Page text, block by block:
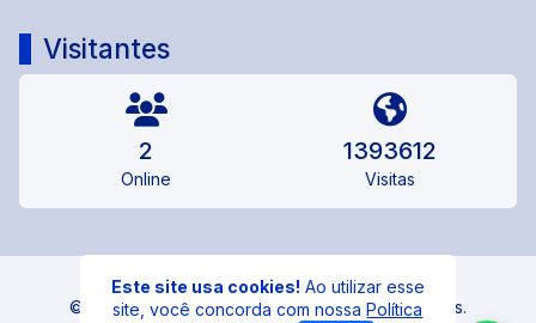
Visitantes
2
Online
1393612
Visitas
© 95 FM CASTRO - Todos os direitos reservados.
Este site usa cookies! Ao utilizar esse
site, você concorda com nossaPolítica